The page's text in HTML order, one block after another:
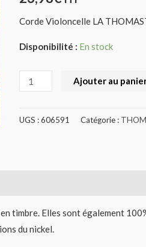
Corde Violoncelle LA
Disponibilité : En stock
Ajouter au
UGS :606591 Catégorie :
timbre. Elles sont également
du nickel.